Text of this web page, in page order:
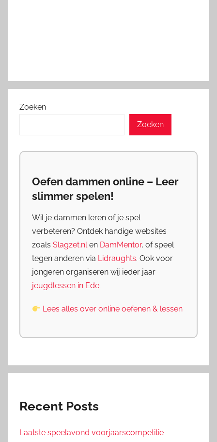
Zoeken
Zoeken
Oefen dammen online – Leer
slimmer spelen!
Wil je dammen leren of je spel
verbeteren? Ontdek handige websites
zoals Slagzet.nlen DamMentor, of speel
tegen anderen via Lidraughts. Ook voor
jongeren organiseren wij ieder jaar
jeugdlessen in Ede.
Lees alles over online oefenen & lessen
Recent Posts
Laatste speelavond voorjaarscompetitie